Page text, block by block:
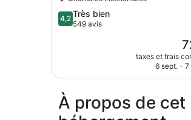
4.2
sur
4,2 Très bien
549 avis
Le
72
taxes et frais
6 sept. - 7
À propos de cet